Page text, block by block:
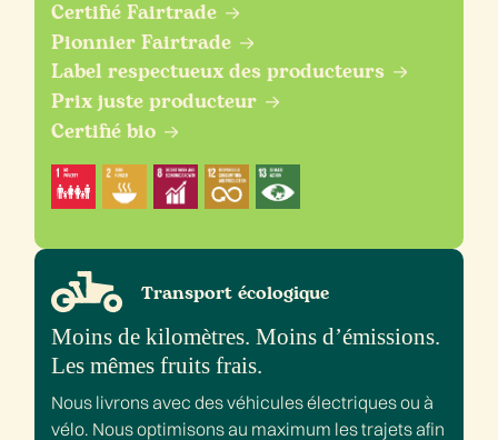
Certifié Fairtrade
Pionnier Fairtrade
Label respectueux des producteurs
Prix juste producteur
Certifié bio
Transport écologique
Moins de kilomètres. Moins d’émissions.
Les mêmes fruits frais.
Nous livrons avec des véhicules électriques ou à
vélo. Nous optimisons au maximum les trajets afin